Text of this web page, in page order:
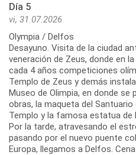
Día 5
vi, 31.07.2026
Olympia / Delfos
Desayuno. Visita de la ciudad
veneración de Zeus, donde en
cada 4 años competiciones
Templo de Zeus y demás
Museo de Olimpia, en donde
obras, la maqueta del
Templo y la famosa estatua de
Por la tarde, atravesando el
pasando por el nuevo puente
Europa, llegamos a Delfos.